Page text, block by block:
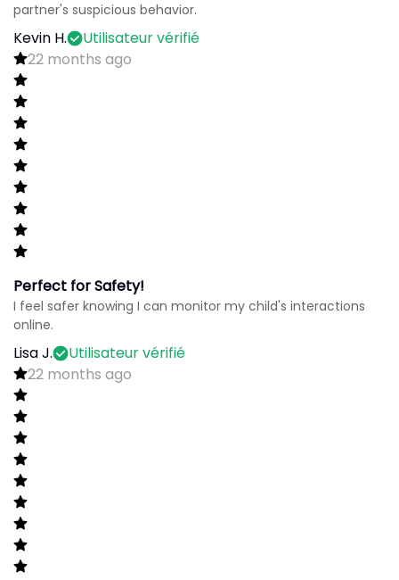
partner's suspicious behavior.
Kevin H.
Utilisateur vérifié
22 months ago
Perfect for Safety!
I feel safer knowing I can monitor my child's interactions
online.
Lisa J.
Utilisateur vérifié
22 months ago